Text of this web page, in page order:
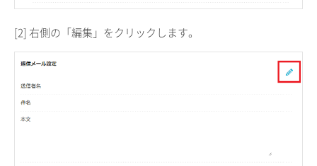
[2] 右側の「編集」をクリックします。